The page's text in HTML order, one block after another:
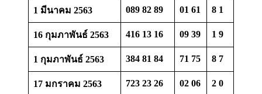
1 มีนาคม 2563 089 82 89 01 61 8 1
16 กุมภาพันธ์ 2563 416 13 16 09 39 1 9
1 กุมภาพันธ์ 2563 384 81 84 71 75 8 7
17 มกราคม 2563 723 23 26 02 06 2 0